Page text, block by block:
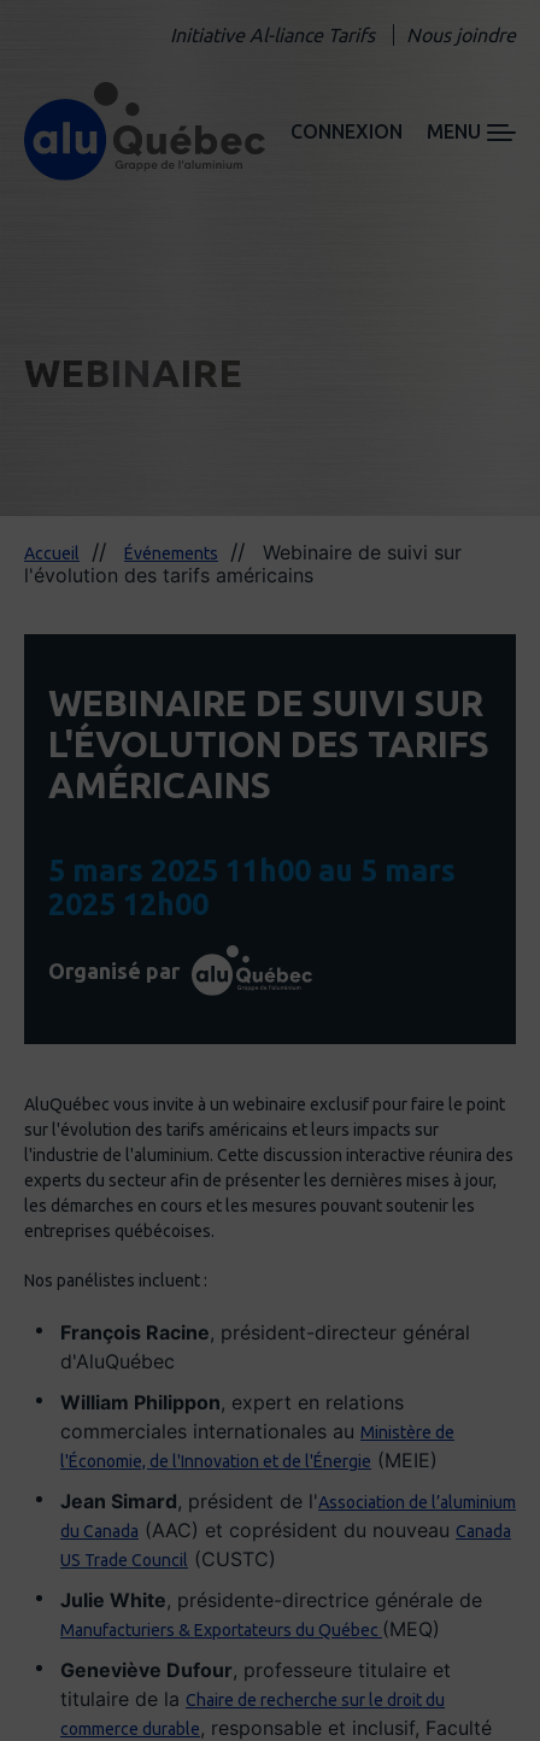
Initiative Al-liance Tarifs Nous joindre
CONNEXION MENU
WEBINAIRE
Accueil Événements
Webinaire de suivi sur
l'évolution des tarifs américains
WEBINAIRE DE SUIVI SUR
L'ÉVOLUTION DES TARIFS
AMÉRICAINS
5 mars 2025 11h00 au 5 mars
2025 12h00
Organisé par
AluQuébec vous invite à un webinaire exclusif pour faire le point
sur l'évolution des tarifs américains et leurs impacts sur
l'industrie de l'aluminium. Cette discussion interactive réunira des
experts du secteur afin de présenter les dernières mises à jour,
les démarches en cours et les mesures pouvant soutenir les
entreprises québécoises.
Nos panélistes incluent :
François Racine, président-directeur général
d'AluQuébec
William Philippon, expert en relations
commerciales internationales au Ministère de
l'Économie, de l'Innovation et de l'Énergie (MEIE)
Jean Simard, président de l'Association de l’aluminium
du Canada (AAC) et coprésident du nouveau Canada
US Trade Council (CUSTC)
Julie White, présidente-directrice générale de
Manufacturiers & Exportateurs du Québec (MEQ)
Geneviève Dufour, professeure titulaire et
titulaire de la Chaire de recherche sur le droit du
commerce durable, responsable et inclusif, Faculté